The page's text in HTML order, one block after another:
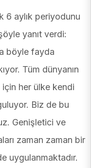
6 aylık periyodunu
yanıt verdi:
böyle fayda
Tüm dünyanın
her ülke kendi
Biz de bu
Genişletici ve
zaman zaman bir
uygulanmaktadır.